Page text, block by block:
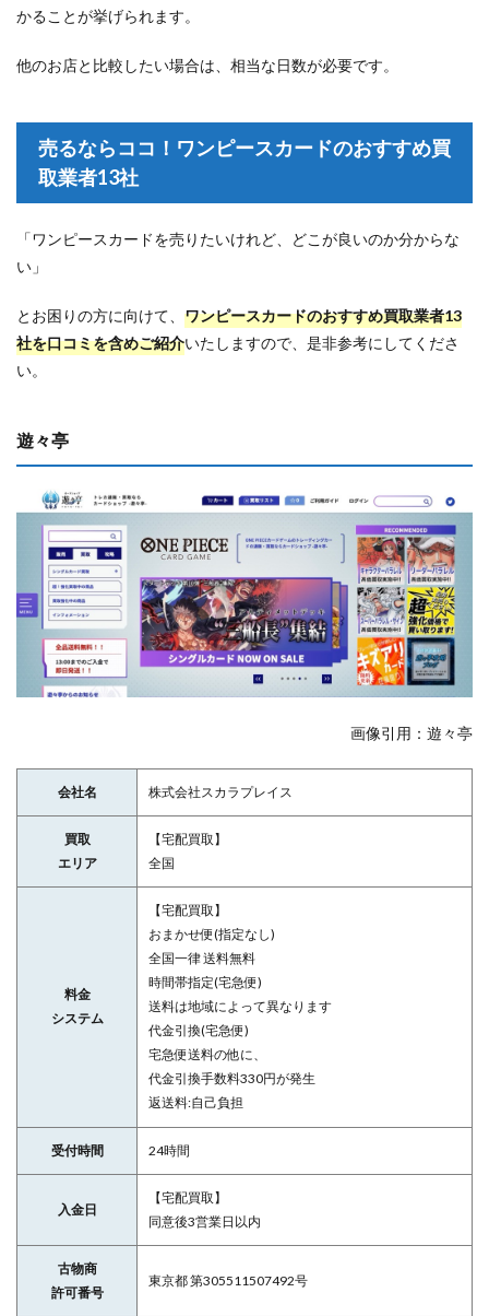
かることが挙げられます。
他のお店と比較したい場合は、相当な日数が必要です。
売るならココ！ワンピースカードのおすすめ買
取業者13社
「ワンピースカードを売りたいけれど、どこが良いのか分からな
い」
とお困りの方に向けて、 ワンピースカードのおすすめ買取業者13
社を口コミを含めご紹介いたしますので、是非参考にしてくださ
い。
遊々亭
画像引用：遊々亭
会社名 株式会社スカラプレイス
買取
エリア
【宅配買取】
全国
料金
システム
【宅配買取】
おまかせ便(指定なし)
全国一律 送料無料
時間帯指定(宅急便)
送料は地域によって異なります
代金引換(宅急便)
宅急便送料の他に、
代金引換手数料330円が発生
返送料:自己負担
受付時間 24時間
入金日
【宅配買取】
同意後3営業日以内
古物商
許可番号
東京都 第305511507492号